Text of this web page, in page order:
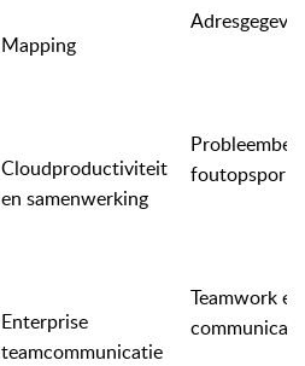
Mapping
Cloudproductiviteit
en samenwerking
Enterprise
teamcommunicatie
Teamwork en